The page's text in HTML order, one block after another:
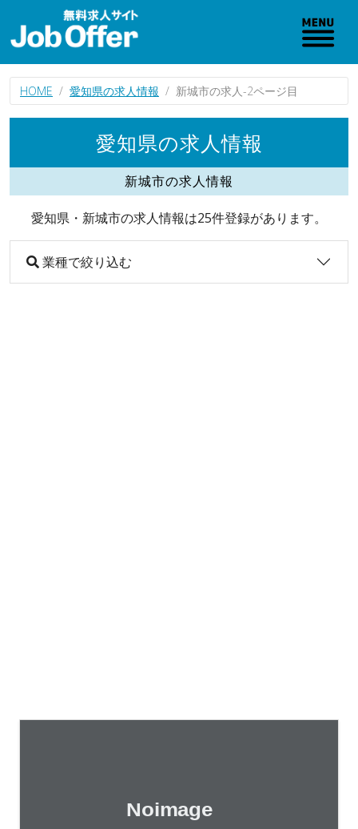
HOME 愛知県の求人情報 新城市の求人-2ページ目
愛知県の求人情報
新城市の求人情報
愛知県・新城市の求人情報は25件登録があります。
業種で絞り込む